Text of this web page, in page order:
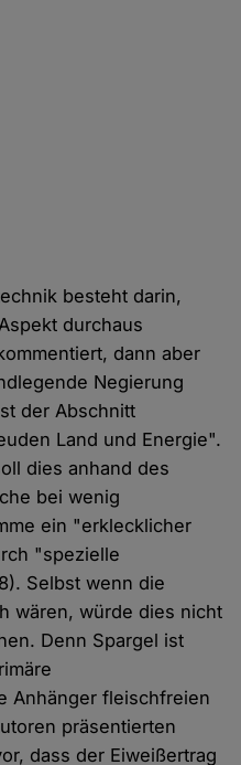
besteht darin,
durchaus
dann aber
Negierung
der Abschnitt
Land und Energie".
dies anhand des
bei wenig
ein "erklecklicher
"spezielle
Selbst wenn die
wären, würde dies nicht
Denn Spargel ist
Anhänger fleischfreien
präsentierten
dass der Eiweißertrag